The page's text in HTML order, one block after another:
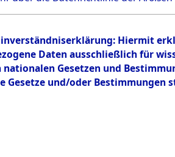
DOKUMENTE
Hiermit
Daten ausschließlich für
Gesetzen und
Gesetze und/oder Bestimmungen